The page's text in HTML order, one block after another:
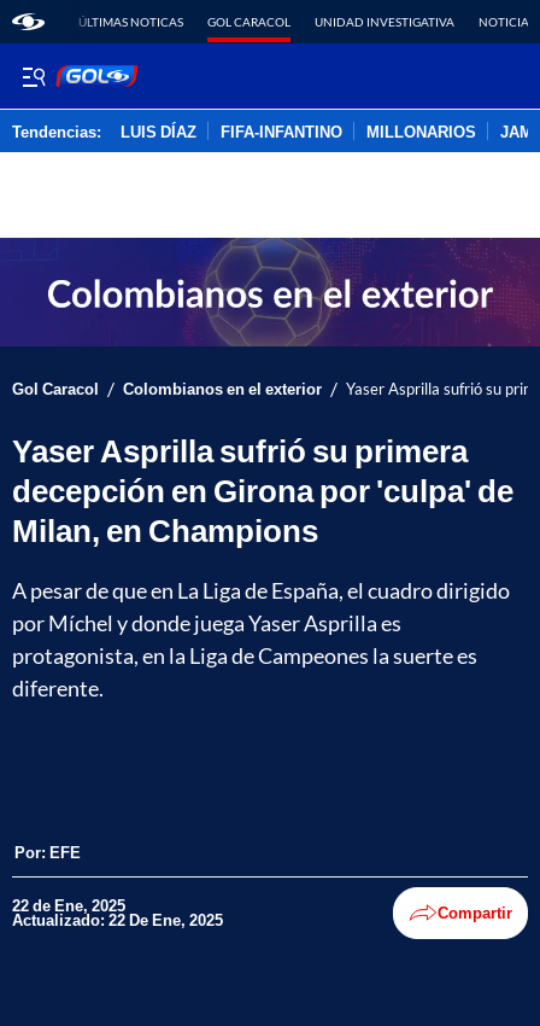
ÚLTIMAS NOTICAS GOL CARACOL UNIDAD INVESTIGATIVA NOTICIAS
Tendencias: LUIS DÍAZ FIFA-INFANTINO MILLONARIOS
Gol Caracol / Colombianos en el exterior / Yaser Asprilla sufrió su
Yaser Asprilla sufrió su primera
decepción en Girona por 'culpa' de
Milan, en Champions
A pesar de que en La Liga de España, el cuadro dirigido
por Míchel y donde juega Yaser Asprilla es
protagonista, en la Liga de Campeones la suerte es
diferente.
Por: EFE
22 de Ene, 2025
Actualizado: 22 De Ene, 2025 Compartir